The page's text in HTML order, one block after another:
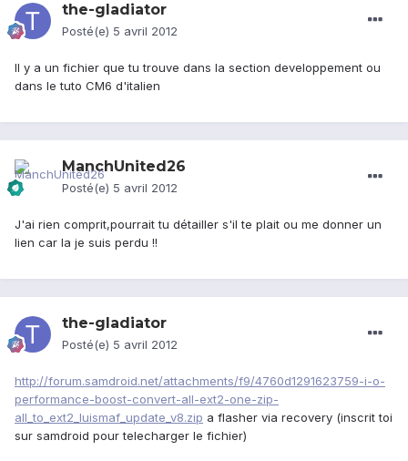
the-gladiator
Posté(e) 5 avril 2012
Il y a un fichier que tu trouve dans la section developpement ou
dans le tuto CM6 d'italien
ManchUnited26
Posté(e) 5 avril 2012
J'ai rien comprit,pourrait tu détailler s'il te plait ou me donner un
lien car la je suis perdu !!
the-gladiator
Posté(e) 5 avril 2012
http://forum.samdroid.net/attachments/f9/4760d1291623759-i-o-
performance-boost-convert-all-ext2-one-zip-
all_to_ext2_luismaf_update_v8.zip a flasher via recovery (inscrit toi
sur samdroid pour telecharger le fichier)